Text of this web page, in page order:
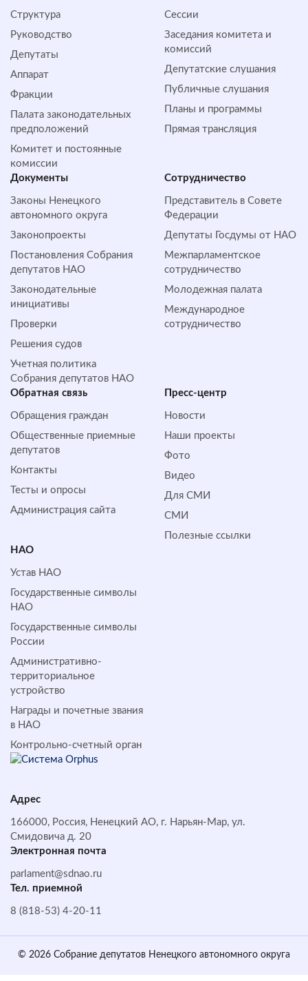
Структура
Руководство
Депутаты
Аппарат
Фракции
Палата законодательных
предположений
Комитет и постоянные
комиссии
Сессии
Заседания комитета и
комиссий
Депутатские слушания
Публичные слушания
Планы и программы
Прямая трансляция
Документы
Законы Ненецкого
автономного округа
Законопроекты
Постановления Собрания
депутатов НАО
Законодательные
инициативы
Проверки
Решения судов
Учетная политика
Собрания депутатов НАО
Сотрудничество
Представитель в Совете
Федерации
Депутаты Госдумы от НАО
Межпарламентское
сотрудничество
Молодежная палата
Международное
сотрудничество
Обратная cвязь
Обращения граждан
Общественные приемные
депутатов
Контакты
Тесты и опросы
Администрация сайта
Пресс-центр
Новости
Наши проекты
Фото
Видео
Для СМИ
СМИ
Полезные ссылки
НАО
Устав НАО
Государственные символы
НАО
Государственные символы
России
Административно-
территориальное
устройство
Награды и почетные звания
в НАО
Контрольно-счетный орган
Адрес
166000, Россия, Ненецкий АО, г. Нарьян-Мар, ул.
Смидовича д. 20
Электронная почта
parlament@sdnao.ru
Тел. приемной
8 (818-53) 4-20-11
© 2026 Собрание депутатов Ненецкого автономного округа